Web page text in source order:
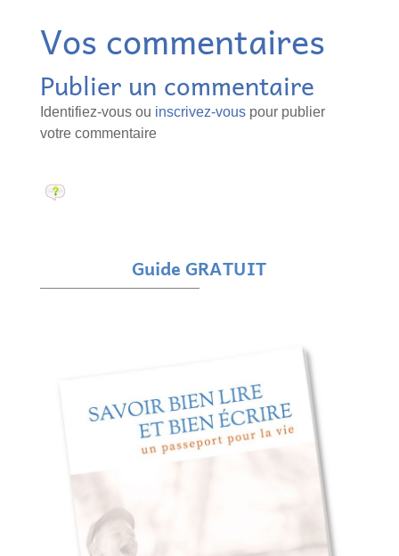
Vos commentaires
Publier un commentaire
Identifiez-vous ou inscrivez-vouspour publier
votre commentaire
Guide GRATUIT